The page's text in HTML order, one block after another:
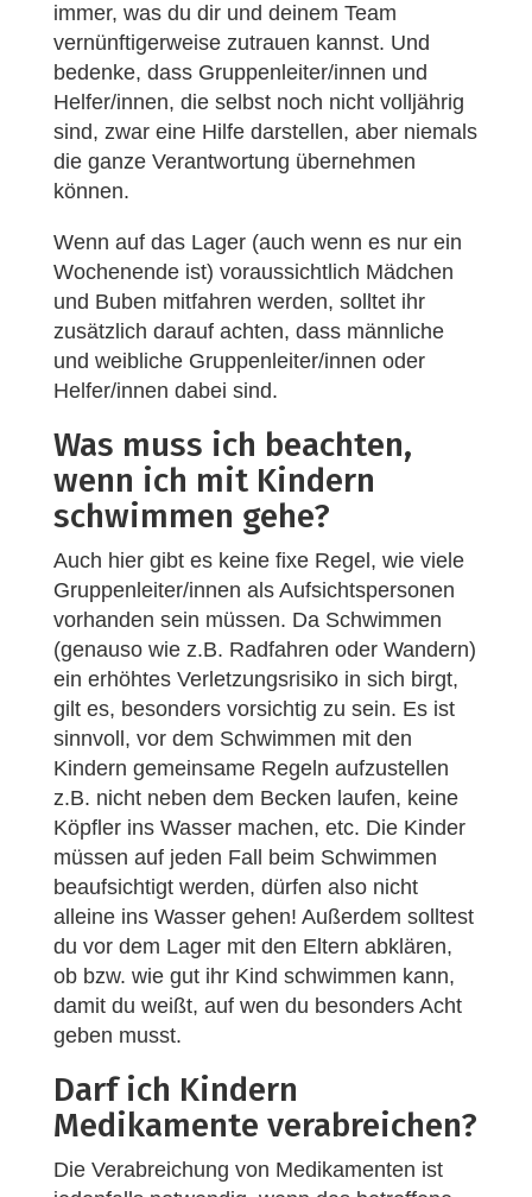
immer, was du dir und deinem Team
vernünftigerweise zutrauen kannst. Und
bedenke, dass Gruppenleiter/innen und
Helfer/innen, die selbst noch nicht volljährig
sind, zwar eine Hilfe darstellen, aber niemals
die ganze Verantwortung übernehmen
können.
Wenn auf das Lager (auch wenn es nur ein
Wochenende ist) voraussichtlich Mädchen
und Buben mitfahren werden, solltet ihr
zusätzlich darauf achten, dass männliche
und weibliche Gruppenleiter/innen oder
Helfer/innen dabei sind.
Was muss ich beachten,
wenn ich mit Kindern
schwimmen gehe?
Auch hier gibt es keine fixe Regel, wie viele
Gruppenleiter/innen als Aufsichtspersonen
vorhanden sein müssen. Da Schwimmen
(genauso wie z.B. Radfahren oder Wandern)
ein erhöhtes Verletzungsrisiko in sich birgt,
gilt es, besonders vorsichtig zu sein. Es ist
sinnvoll, vor dem Schwimmen mit den
Kindern gemeinsame Regeln aufzustellen
z.B. nicht neben dem Becken laufen, keine
Köpfler ins Wasser machen, etc. Die Kinder
müssen auf jeden Fall beim Schwimmen
beaufsichtigt werden, dürfen also nicht
alleine ins Wasser gehen! Außerdem solltest
du vor dem Lager mit den Eltern abklären,
ob bzw. wie gut ihr Kind schwimmen kann,
damit du weißt, auf wen du besonders Acht
geben musst.
Darf ich Kindern
Medikamente verabreichen?
Die Verabreichung von Medikamenten ist